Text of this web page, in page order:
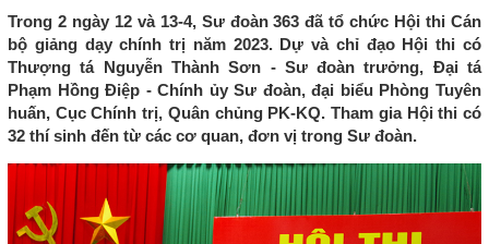
Trong 2 ngày 12 và 13-4, Sư đoàn 363 đã tổ chức Hội thi Cán
bộ giảng dạy chính trị năm 2023. Dự và chỉ đạo Hội thi có
Thượng tá Nguyễn Thành Sơn - Sư đoàn trưởng, Đại tá
Phạm Hồng Điệp - Chính ủy Sư đoàn, đại biểu Phòng Tuyên
huấn, Cục Chính trị, Quân chủng PK-KQ. Tham gia Hội thi có
32 thí sinh đến từ các cơ quan, đơn vị trong Sư đoàn.